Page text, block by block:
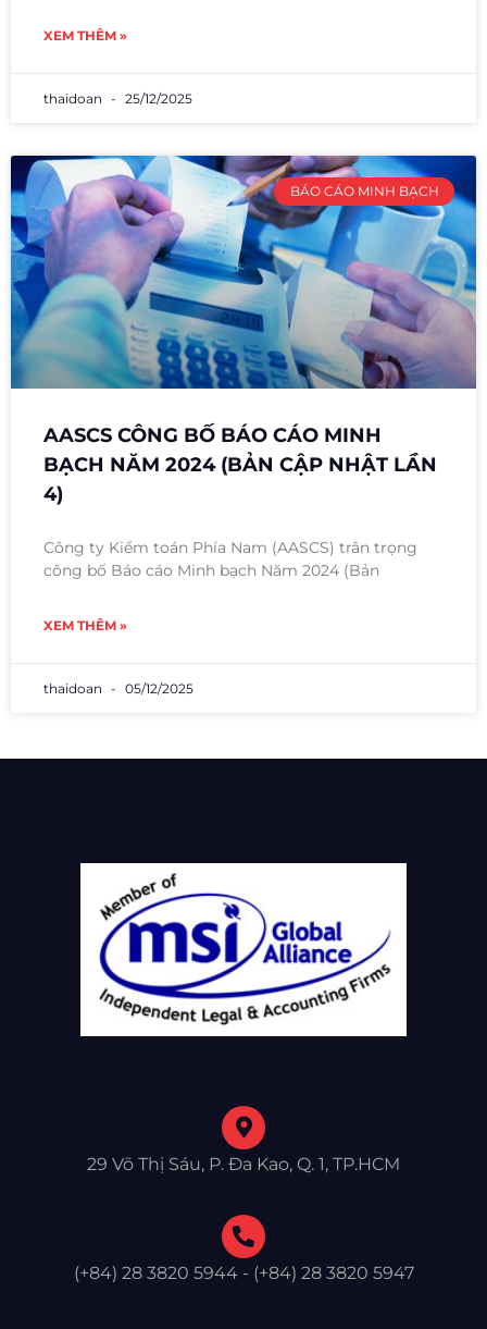
XEM THÊM »
thaidoan 25/12/2025
BÁO CÁO MINH BẠCH
AASCS CÔNG BỐ BÁO CÁO MINH
BẠCH NĂM 2024 (BẢN CẬP NHẬT LẦN
4)
Công ty Kiểm toán Phía Nam (AASCS) trân trọng
công bố Báo cáo Minh bạch Năm 2024 (Bản
XEM THÊM »
thaidoan 05/12/2025
29 Võ Thị Sáu, P. Đa Kao, Q. 1, TP.HCM
(+84) 28 3820 5944 - (+84) 28 3820 5947